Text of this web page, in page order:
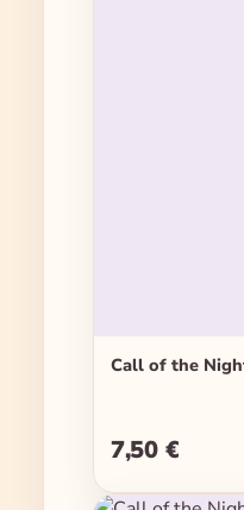
Call of the
Regulärer
7,50 €